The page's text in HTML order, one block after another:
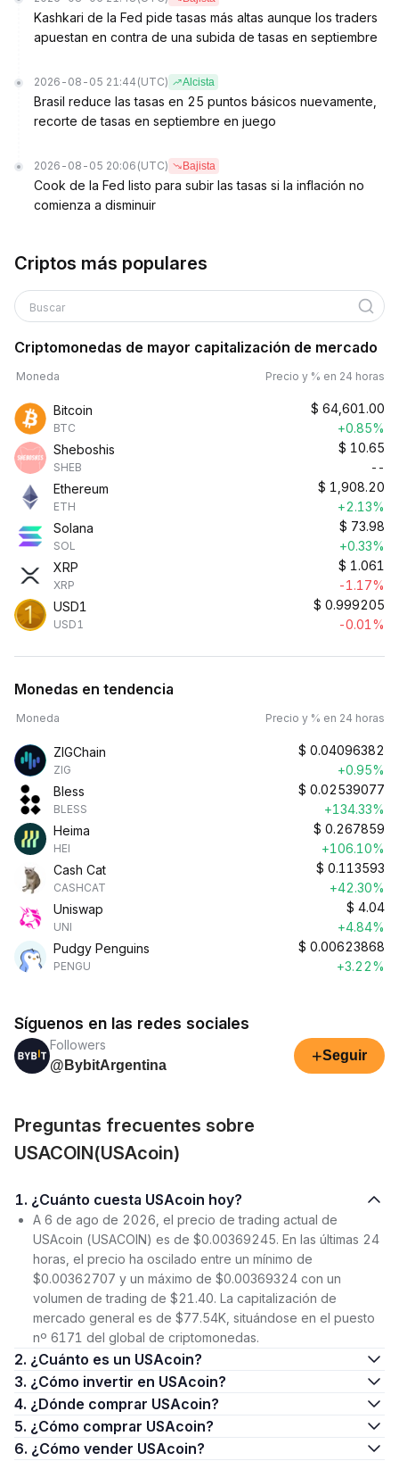
Kashkari de la Fed pide tasas más altas aunque los traders
apuestan en contra de una subida de tasas en septiembre
2026-08-05 21:44 (UTC) Alcista
Brasil reduce las tasas en 25 puntos básicos nuevamente,
recorte de tasas en septiembre en juego
2026-08-05 20:06 (UTC) Bajista
Cook de la Fed listo para subir las tasas si la inflación no
comienza a disminuir
Criptos más populares
Buscar
Criptomonedas de mayor capitalización de mercado
Moneda Precio y % en 24 horas
Bitcoin
BTC
$ 64,601.00
+0.85%
Sheboshis
SHEB
$ 10.65
--
Ethereum
ETH
$ 1,908.20
+2.13%
Solana
SOL
$ 73.98
+0.33%
XRP
XRP
$ 1.061
-1.17%
USD1
USD1
$ 0.999205
-0.01%
Monedas en tendencia
Moneda Precio y % en 24 horas
ZIGChain
ZIG
$ 0.04096382
+0.95%
Bless
BLESS
$ 0.02539077
+134.33%
Heima
HEI
$ 0.267859
+106.10%
Cash Cat
CASHCAT
$ 0.113593
+42.30%
Uniswap
UNI
$ 4.04
+4.84%
Pudgy Penguins
PENGU
$ 0.00623868
+3.22%
Síguenos en las redes sociales
Followers
@BybitArgentina
+Seguir
Preguntas frecuentes sobre
USACOIN(USAcoin)
1. ¿Cuánto cuesta USAcoin hoy?
A 6 de ago de 2026, el precio de trading actual de
USAcoin (USACOIN) es de $0.00369245. En las últimas 24
horas, el precio ha oscilado entre un mínimo de
$0.00362707 y un máximo de $0.00369324 con un
volumen de trading de $21.40. La capitalización de
mercado general es de $77.54K, situándose en el puesto
nº 6171 del global de criptomonedas.
2. ¿Cuánto es un USAcoin?
3. ¿Cómo invertir en USAcoin?
4. ¿Dónde comprar USAcoin?
5. ¿Cómo comprar USAcoin?
6. ¿Cómo vender USAcoin?